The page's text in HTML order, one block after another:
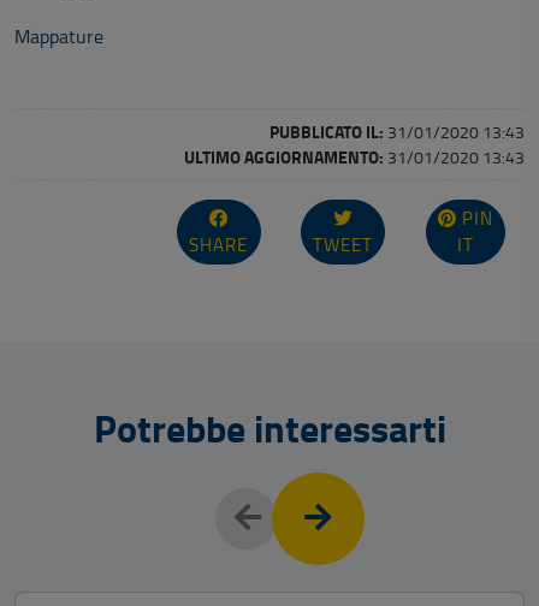
Mappature
PUBBLICATO IL: 31/01/2020 13:43
ULTIMO AGGIORNAMENTO: 31/01/2020 13:43
SHARE TWEET
PIN
IT
Potrebbe interessarti